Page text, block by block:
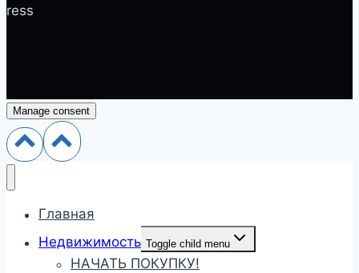
ress
Manage consent
Главная
Недвижимость Toggle child menu
НАЧАТЬ ПОКУПКУ!